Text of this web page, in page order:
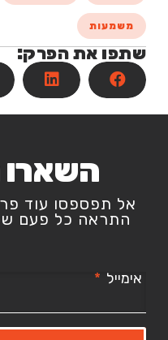
משמעות
שתפו את הפרק:
השארו
אל תפספסו עוד
התראה כל פעם
אימייל